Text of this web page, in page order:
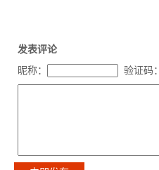
发表评论
昵称：
验证码：